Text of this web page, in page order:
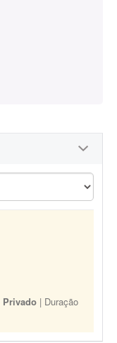
Privado | Duração